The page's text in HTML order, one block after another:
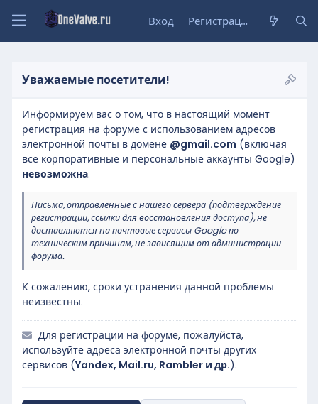
Вход Регистрация
Уважаемые посетители!
Информируем вас о том, что в настоящий момент
регистрация на форуме с использованием адресов
электронной почты в домене @gmail.com (включая
все корпоративные и персональные аккаунты Google)
невозможна.
Письма, отправленные с нашего сервера (подтверждение
регистрации, ссылки для восстановления доступа), не
доставляются на почтовые сервисы Google по
техническим причинам, не зависящим от администрации
форума.
К сожалению, сроки устранения данной проблемы
неизвестны.
Для регистрации на форуме, пожалуйста,
используйте адреса электронной почты других
сервисов (Yandex, Mail.ru, Rambler и др.).